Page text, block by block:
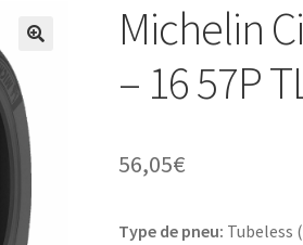
Michelin
– 16 57P
56,05€
Type de pneu: Tubeless